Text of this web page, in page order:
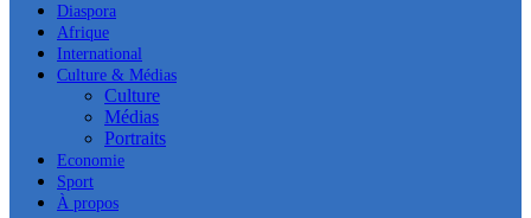
Diaspora
Afrique
International
Culture & Médias
Culture
Médias
Portraits
Economie
Sport
À propos